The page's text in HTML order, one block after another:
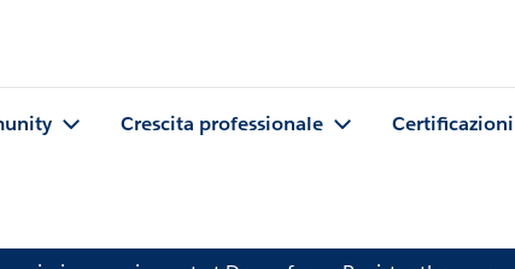
Crescita professionale Certificazioni